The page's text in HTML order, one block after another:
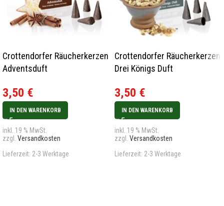
Crottendorfer Räucherkerzen
Adventsduft
3,50 €
IN DEN WARENKORB
inkl. 19 % MwSt.
zzgl. Versandkosten
Lieferzeit: 2-3 Werktage
Crottendorfer Räucherkerzen
Drei Königs Duft
3,50 €
IN DEN WARENKORB
inkl. 19 % MwSt.
zzgl. Versandkosten
Lieferzeit: 2-3 Werktage